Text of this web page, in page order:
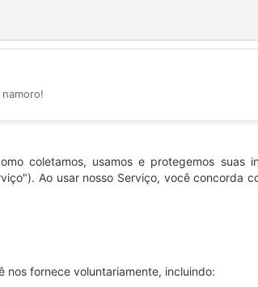
💕
coletamos, usamos e protegemos suas
Ao usar nosso Serviço, você concorda
nos fornece voluntariamente, incluindo: